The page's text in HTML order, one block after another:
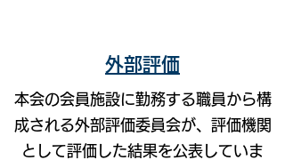
​外部評価
本会の会員施設に勤務する職員から構
成される外部評価委員会が、評価機関
として評価した結果を公表していま